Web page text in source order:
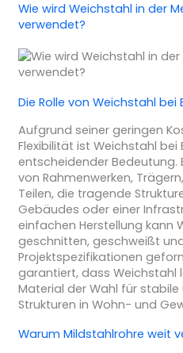
Wie wird Weichstahl in der
verwendet?
Die Rolle von Weichstahl
Aufgrund seiner geringen
Flexibilität ist Weichstahl
entscheidender Bedeutung.
von Rahmenwerken,
Teilen, die tragende
Gebäudes oder einer
einfachen Herstellung kann
geschnitten, geschweißt
Projektspezifikationen
garantiert, dass Weichstahl
Material der Wahl für stabile
Strukturen in Wohn- und
Warum Mildstahlrohre weit